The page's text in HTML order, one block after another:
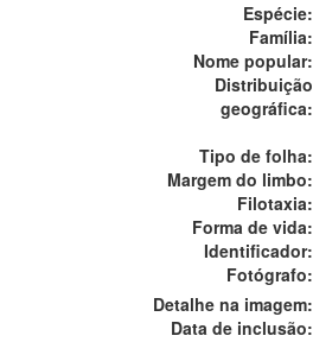
Espécie:
Família:
Nome popular:
Distribuição
geográfica:
Tipo de folha:
Margem do limbo:
Filotaxia:
Forma de vida:
Identificador:
Fotógrafo:
Detalhe na imagem:
Data de inclusão: